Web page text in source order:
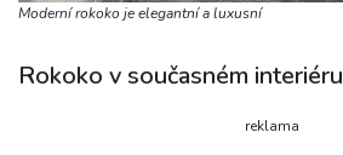
Moderní rokoko je elegantní a luxusní
Rokoko v současném interiéru
reklama